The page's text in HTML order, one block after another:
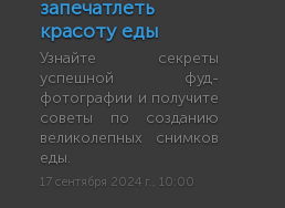
запечатлеть
красоту еды
Узнайте секреты
успешной фуд-
фотографии и получите
советы по созданию
великолепных снимков
еды.
17 сентября 2024 г., 10:00